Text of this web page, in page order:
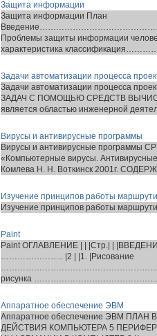
Защита информации
Защита информации План
Проблемы защиты информации
характеристика
Задачи автоматизации процесса
Задачи автоматизации процесса
ЗАДАЧ С ПОМОЩЬЮ СРЕДСТВ
является областью инженерной
Вирусы и антивирусные программы
Вирусы и антивирусные программы
«Компьютерные вирусы.
Комлева Н. Н. Воткинск 2001г.
Изучение принципов работы
Изучение принципов работы
Paint
Paint ОГЛАВЛЕНИЕ | | |Стр.| |
………………….. |2 | |1. |Рисование
рисунка
Аппаратное обеспечение ЭВМ
Аппаратное обеспечение ЭВМ
ДЕЙСТВИЯ КОМПЬЮТЕРА 5